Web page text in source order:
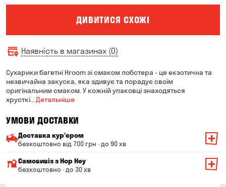
ДИВИТИСЯ СХОЖІ
Наявність в магазинах (0)
Сухарики багетні Hroom зі смаком лобстера - це екзотична та
незвичайна закуска, яка здивує та порадує своїм
оригінальним смаком. У кожній упаковці знаходяться
хрусткі… Детальніше
УМОВИ ДОСТАВКИ
Доставка курʼєром
безкоштовно від 700 грн · до 90 хв
Мінімальна сума всього замовлення — 200 грн
Вартість доставки залежить від суми всього замовлення:
Самовивіз з Hop Hey
безкоштовно · до 30 хв